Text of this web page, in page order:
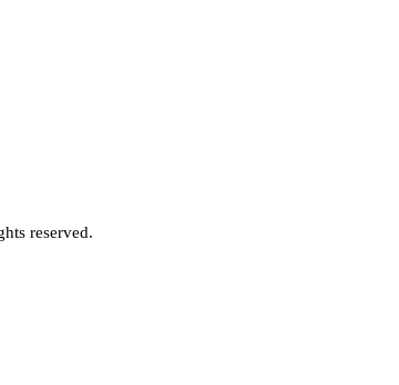
reserved.